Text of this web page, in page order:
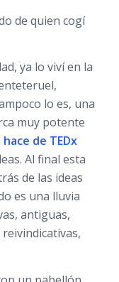
de quien cogí
ya lo viví en la
lo es, una
muy potente
de TEDx
Al final esta
de las ideas
es una lluvia
antiguas,